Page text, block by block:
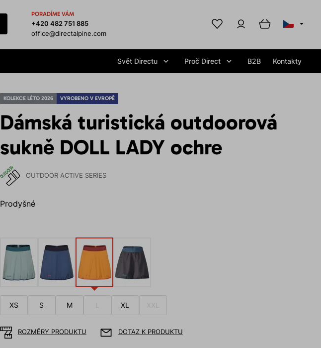
PORADÍME VÁM
+420 482 751 885
office@directalpine.com
Svět Directu Proč Direct B2B Kontakty
KOLEKCE LÉTO 2026 VYROBENO V EVROPĚ
Dámská turistická outdoorová
sukně DOLL LADY ochre
OUTDOOR ACTIVE SERIES
Prodyšné
XS S M XL XXL
ROZMĚRY PRODUKTU DOTAZ K PRODUKTU